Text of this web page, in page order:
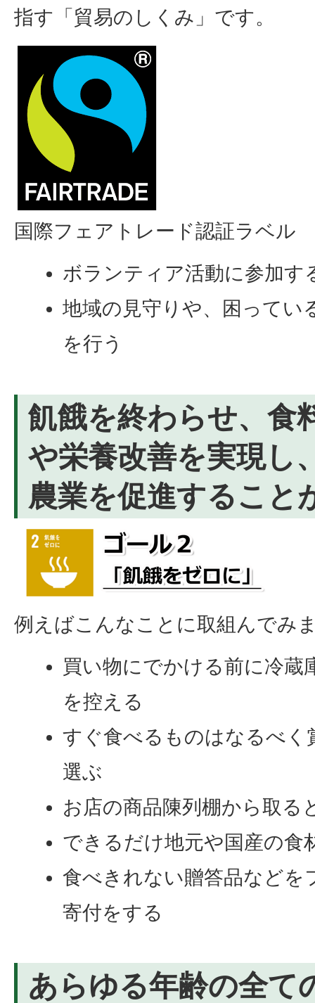
指す「貿易のしくみ」です。
国際フェアトレード認証ラベル
ボランティア活動に参加す
地域の見守りや、困ってい
を行う
飢餓を終わらせ、食
や栄養改善を実現し
農業を促進すること
例えばこんなことに取組んでみ
買い物にでかける前に冷蔵
を控える
すぐ食べるものはなるべく
選ぶ
お店の商品陳列棚から取る
できるだけ地元や国産の食
食べきれない贈答品などを
寄付をする
あらゆる年齢の全て